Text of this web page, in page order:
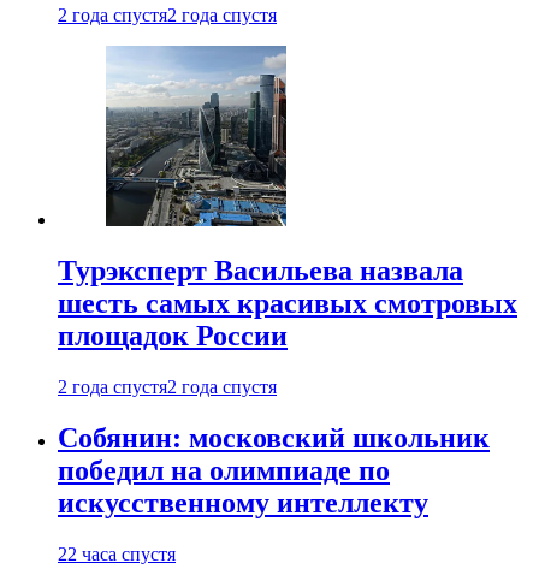
2 года спустя2 года спустя
Турэксперт Васильева назвала
шесть самых красивых смотровых
площадок России
2 года спустя2 года спустя
Собянин: московский школьник
победил на олимпиаде по
искусственному интеллекту
22 часа спустя